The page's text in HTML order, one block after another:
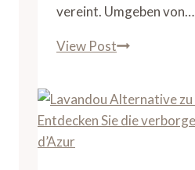
vereint. Umgeben von…
View PostMaskat
Guide
zu